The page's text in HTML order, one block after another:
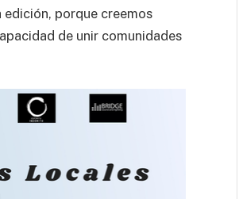
porque creemos
de unir comunidades